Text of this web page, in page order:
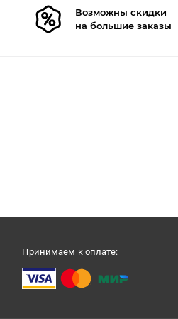
Возможны скидки
на большие заказы
Принимаем к оплате: